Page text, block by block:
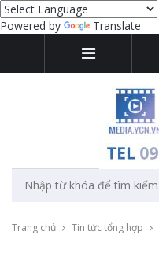
Powered by Translate
Trang chủ Tin tức tổng hợp